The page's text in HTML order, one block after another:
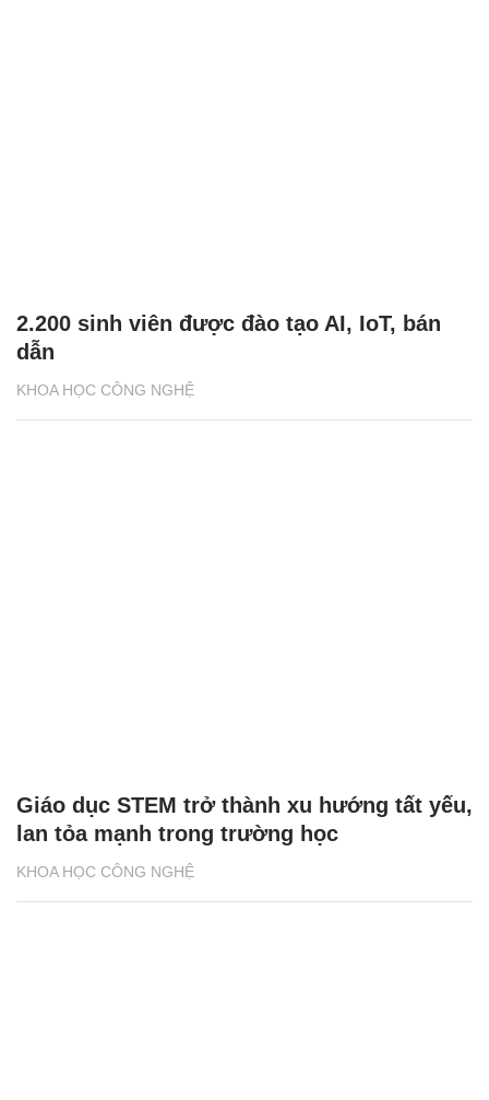
KHOA HỌC CÔNG NGHỆ
2.200 sinh viên được đào tạo AI, IoT, bán
dẫn
KHOA HỌC CÔNG NGHỆ
Giáo dục STEM trở thành xu hướng tất yếu,
lan tỏa mạnh trong trường học